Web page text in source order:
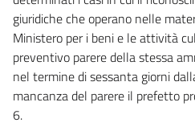
giuridiche che operano nelle
Ministero per i beni e le attività
preventivo parere della stessa
nel termine di sessanta giorni
mancanza del parere il prefetto
6.